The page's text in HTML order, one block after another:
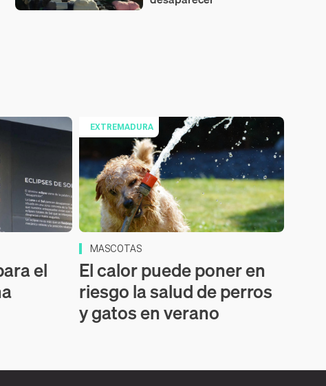
el
EXTREMADURA
MASCOTAS
El calor puede poner en
riesgo la salud de perros
y gatos en verano